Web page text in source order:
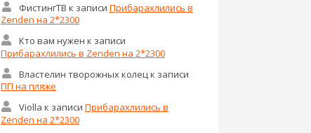
ФистингТВ к записи Прибарахлились в
Zenden на 2*2300
Кто вам нужен к записи
Прибарахлились в Zenden на 2*2300
Властелин творожных колец к записи
ПП на пляже
Violla к записи Прибарахлились в
Zenden на 2*2300